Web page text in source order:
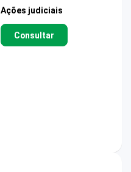
Ações judiciais
Consultar